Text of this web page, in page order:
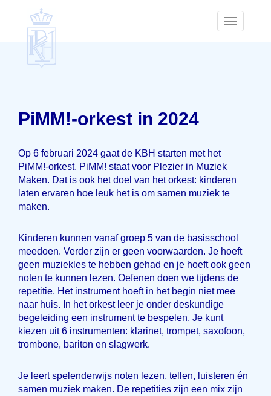
Toggle
PiMM!-orkest in 2024
Op 6 februari 2024 gaat de KBH starten met het
PiMM!-orkest. PiMM! staat voor Plezier in Muziek
Maken. Dat is ook het doel van het orkest: kinderen
laten ervaren hoe leuk het is om samen muziek te
maken.
Kinderen kunnen vanaf groep 5 van de basisschool
meedoen. Verder zijn er geen voorwaarden. Je hoeft
geen muziekles te hebben gehad en je hoeft ook geen
noten te kunnen lezen. Oefenen doen we tijdens de
repetitie. Het instrument hoeft in het begin niet mee
naar huis. In het orkest leer je onder deskundige
begeleiding een instrument te bespelen. Je kunt
kiezen uit 6 instrumenten: klarinet, trompet, saxofoon,
trombone, bariton en slagwerk.
Je leert spelenderwijs noten lezen, tellen, luisteren én
samen muziek maken. De repetities zijn een mix zijn